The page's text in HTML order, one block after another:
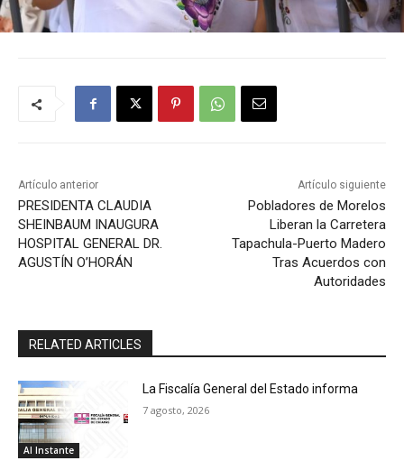
Artículo anterior
PRESIDENTA CLAUDIA
SHEINBAUM INAUGURA
HOSPITAL GENERAL DR.
AGUSTÍN O’HORÁN
Artículo siguiente
Pobladores de Morelos
Liberan la Carretera
Tapachula-Puerto Madero
Tras Acuerdos con
Autoridades
RELATED ARTICLES
Al Instante
La Fiscalía General del Estado informa
7 agosto, 2026